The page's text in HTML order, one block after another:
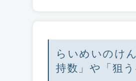
らいめいのけ
持数」や「狙